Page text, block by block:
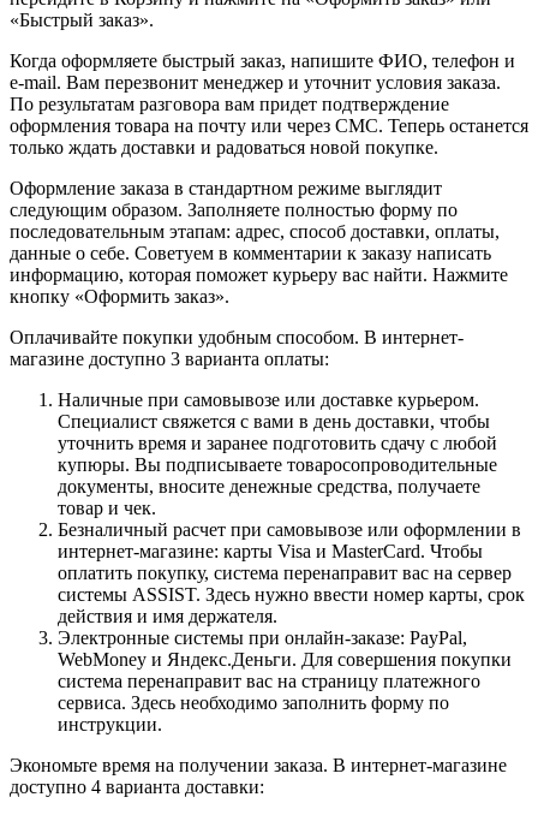
«Быстрый заказ».
Когда оформляете быстрый заказ, напишите ФИО, телефон и
e-mail. Вам перезвонит менеджер и уточнит условия заказа.
По результатам разговора вам придет подтверждение
оформления товара на почту или через СМС. Теперь останется
только ждать доставки и радоваться новой покупке.
Оформление заказа в стандартном режиме выглядит
следующим образом. Заполняете полностью форму по
последовательным этапам: адрес, способ доставки, оплаты,
данные о себе. Советуем в комментарии к заказу написать
информацию, которая поможет курьеру вас найти. Нажмите
кнопку «Оформить заказ».
Оплачивайте покупки удобным способом. В интернет-
магазине доступно 3 варианта оплаты:
Наличные при самовывозе или доставке курьером.
Специалист свяжется с вами в день доставки, чтобы
уточнить время и заранее подготовить сдачу с любой
купюры. Вы подписываете товаросопроводительные
документы, вносите денежные средства, получаете
товар и чек.
Безналичный расчет при самовывозе или оформлении в
интернет-магазине: карты Visa и MasterCard. Чтобы
оплатить покупку, система перенаправит вас на сервер
системы ASSIST. Здесь нужно ввести номер карты, срок
действия и имя держателя.
Электронные системы при онлайн-заказе: PayPal,
WebMoney и Яндекс.Деньги. Для совершения покупки
система перенаправит вас на страницу платежного
сервиса. Здесь необходимо заполнить форму по
инструкции.
Экономьте время на получении заказа. В интернет-магазине
доступно 4 варианта доставки: